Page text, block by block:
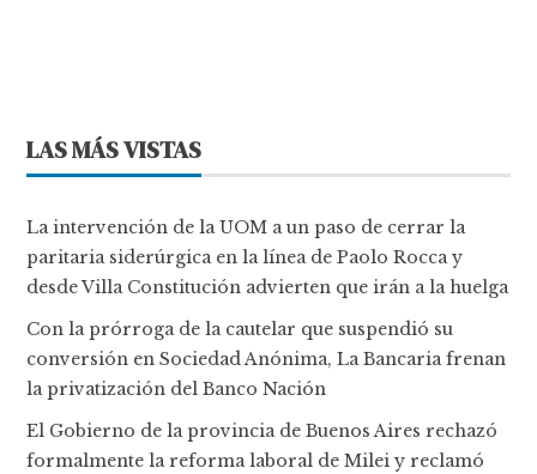
LAS MÁS VISTAS
La intervención de la UOM a un paso de cerrar la
paritaria siderúrgica en la línea de Paolo Rocca y
desde Villa Constitución advierten que irán a la huelga
Con la prórroga de la cautelar que suspendió su
conversión en Sociedad Anónima, La Bancaria frenan
la privatización del Banco Nación
El Gobierno de la provincia de Buenos Aires rechazó
formalmente la reforma laboral de Milei y reclamó